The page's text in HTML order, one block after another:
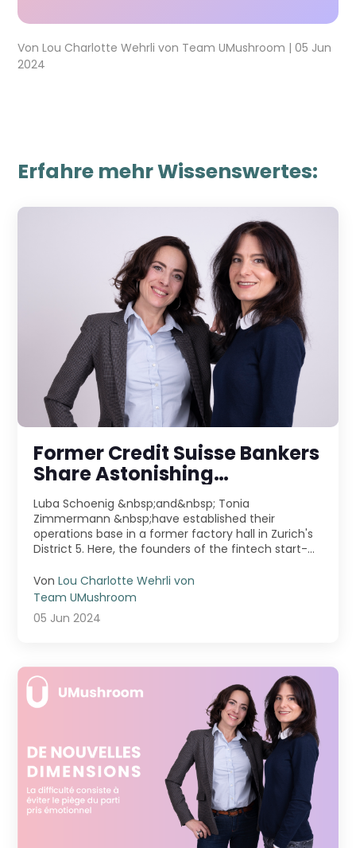
VonLou Charlotte Wehrlivon Team UMushroom |05 Jun
2024
Erfahre mehr Wissenswertes:
Former Credit Suisse Bankers
Share Astonishing
Experience
Luba Schoenig &nbsp;and&nbsp; Tonia
Zimmermann &nbsp;have established their
operations base in a former factory hall in Zurich's
District 5. Here, the founders of the fintech start-
VonLou Charlotte Wehrli von
Team UMushroom
05 Jun 2024